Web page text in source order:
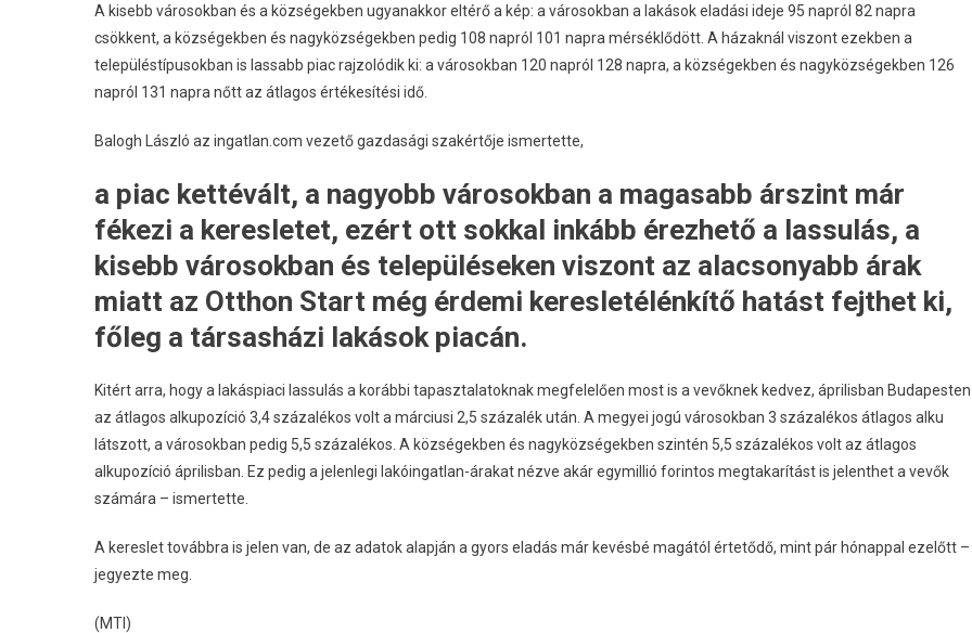
A kisebb városokban és a községekben ugyanakkor eltérő a kép: a városokban a lakások eladási ideje 95 napról 82 napra
csökkent, a községekben és nagyközségekben pedig 108 napról 101 napra mérséklődött. A házaknál viszont ezekben a
településtípusokban is lassabb piac rajzolódik ki: a városokban 120 napról 128 napra, a községekben és nagyközségekben 126
napról 131 napra nőtt az átlagos értékesítési idő.
Balogh László az ingatlan.com vezető gazdasági szakértője ismertette,
a piac kettévált, a nagyobb városokban a magasabb árszint már
fékezi a keresletet, ezért ott sokkal inkább érezhető a lassulás, a
kisebb városokban és településeken viszont az alacsonyabb árak
miatt az Otthon Start még érdemi keresletélénkítő hatást fejthet ki,
főleg a társasházi lakások piacán.
Kitért arra, hogy a lakáspiaci lassulás a korábbi tapasztalatoknak megfelelően most is a vevőknek kedvez, áprilisban Budapesten
az átlagos alkupozíció 3,4 százalékos volt a márciusi 2,5 százalék után. A megyei jogú városokban 3 százalékos átlagos alku
látszott, a városokban pedig 5,5 százalékos. A községekben és nagyközségekben szintén 5,5 százalékos volt az átlagos
alkupozíció áprilisban. Ez pedig a jelenlegi lakóingatlan-árakat nézve akár egymillió forintos megtakarítást is jelenthet a vevők
számára – ismertette.
A kereslet továbbra is jelen van, de az adatok alapján a gyors eladás már kevésbé magától értetődő, mint pár hónappal ezelőtt –
jegyezte meg.
(MTI)